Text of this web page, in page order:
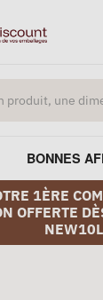
BONNES
1ÈRE
OFFERTE
NEW10L